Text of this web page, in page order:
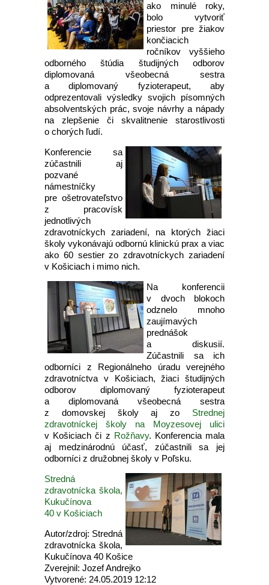
ako minulé roky,
bolo vytvoriť
priestor pre žiakov
končiacich
ročníkov vyššieho
odborného štúdia študijných odborov
diplomovaná všeobecná sestra
a diplomovaný fyzioterapeut, aby
odprezentovali výsledky svojich písomných
absolventských prác, svoje návrhy a nápady
na zlepšenie či skvalitnenie starostlivosti
o chorých ľudí.
Konferencie sa
zúčastnili aj
pozvané
námestníčky
pre ošetrovateľstvo
z pracovísk
jednotlivých
zdravotníckych zariadení, na ktorých žiaci
školy vykonávajú odbornú klinickú prax a viac
ako 60 sestier zo zdravotníckych zariadení
v Košiciach i mimo nich.
Na konferencii
v dvoch blokoch
odznelo mnoho
zaujímavých
prednášok
a diskusií.
Zúčastnili sa ich
odborníci z Regionálneho úradu verejného
zdravotníctva v Košiciach, žiaci študijných
odborov diplomovaný fyzioterapeut
a diplomovaná všeobecná sestra
z domovskej školy aj zo Strednej
zdravotníckej školy na Moyzesovej ulici
v Košiciach či z Rožňavy. Konferencia mala
aj medzinárodnú účasť, zúčastnili sa jej
odborníci z družobnej školy v Poľsku.
Stredná
zdravotnícka škola,
Kukučínova
40 v Košiciach
Autor/zdroj: Stredná
zdravotnícka škola,
Kukučínova 40 Košice
Zverejnil: Jozef Andrejko
Vytvorené: 24.05.2019 12:12